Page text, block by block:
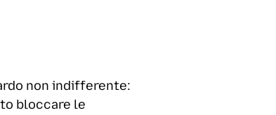
non indifferente:
bloccare le